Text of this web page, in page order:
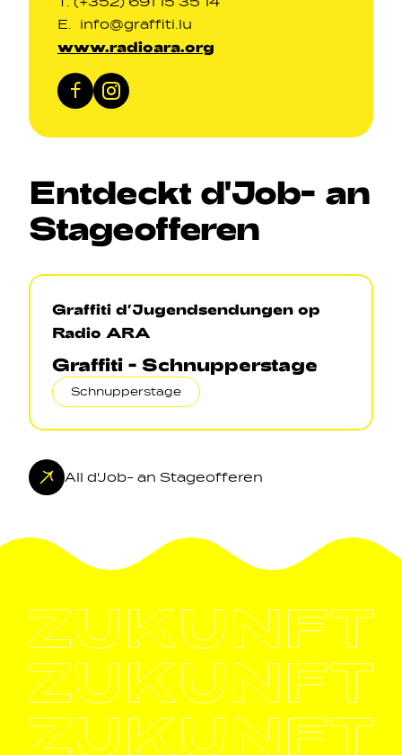
E.
info@graffiti.lu
www.radioara.org
Facebook
Instagram
Entdeckt d'Job- an
Stageofferen
Graffiti d’Jugendsendungen op
Radio ARA
Graffiti - Schnupperstage
Schnupperstage
All d'Job- an Stageofferen